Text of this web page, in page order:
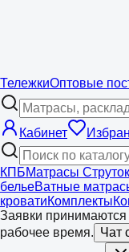
ТележкиОптовые
Кабинет
КПБМатрасы
бельеВатные
кроватиКомплекты
Заявки принимаются
рабочее время. Чат